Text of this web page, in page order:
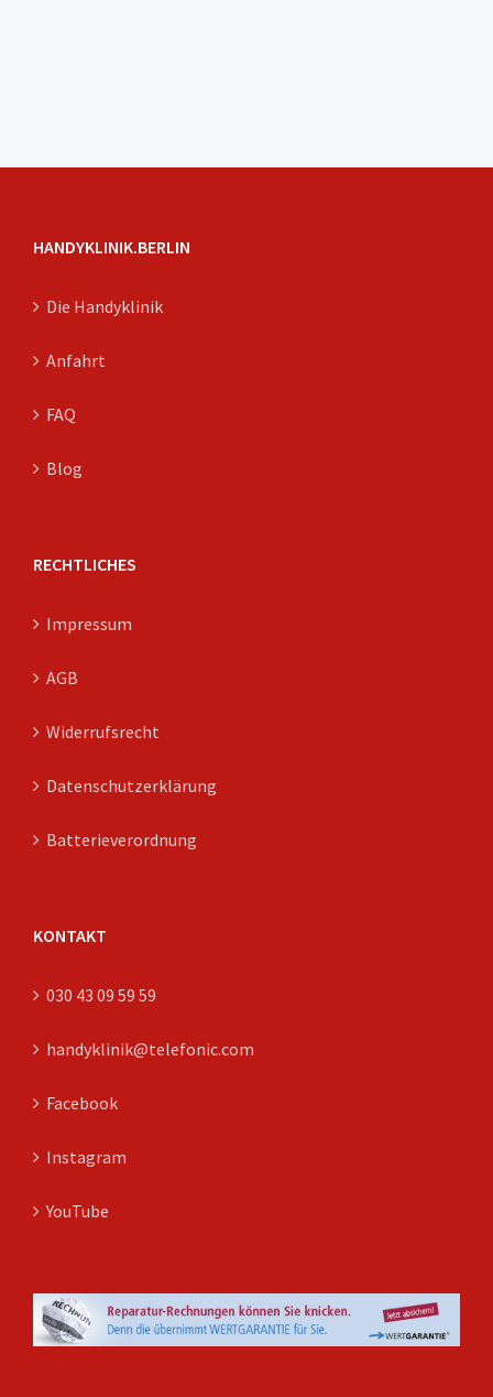
HANDYKLINIK.BERLIN
Die Handyklinik
Anfahrt
FAQ
Blog
RECHTLICHES
Impressum
AGB
Widerrufsrecht
Datenschutzerklärung
Batterieverordnung
KONTAKT
030 43 09 59 59
handyklinik@telefonic.com
Facebook
Instagram
YouTube